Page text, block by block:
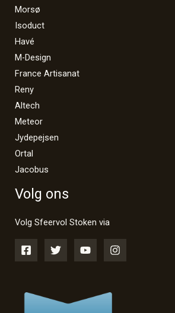
Morsø
Isoduct
Havé
M-Design
France Artisanat
Reny
Altech
Meteor
Jydepejsen
Ortal
Jacobus
Volg ons
Volg Sfeervol Stoken via